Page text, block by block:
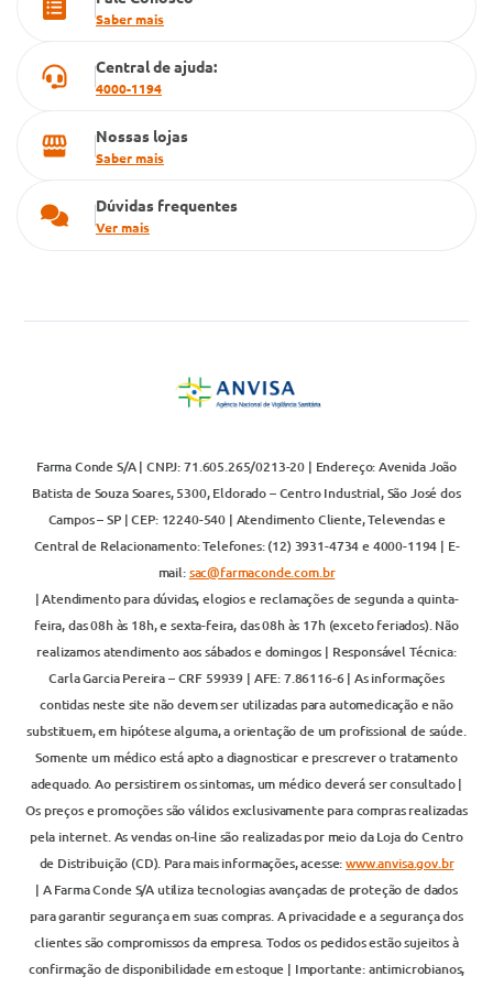
Cartão Grupo Conde
Saber mais
Central de ajuda:
4000-1194
Nossas lojas
Saber mais
Dúvidas frequentes
Ver mais
Farma Conde S/A | CNPJ: 71.605.265/0213-20 | Endereço: Avenida João
Batista de Souza Soares, 5300, Eldorado – Centro Industrial, São José dos
Campos – SP | CEP: 12240-540 | Atendimento Cliente, Televendas e
Central de Relacionamento: Telefones: (12) 3931-4734 e 4000-1194 | E-
mail:sac@farmaconde.com.br
| Atendimento para dúvidas, elogios e reclamações de segunda a quinta-
feira, das 08h às 18h, e sexta-feira, das 08h às 17h (exceto feriados). Não
realizamos atendimento aos sábados e domingos | Responsável Técnica:
Carla Garcia Pereira – CRF 59939 | AFE: 7.86116-6 | As informações
contidas neste site não devem ser utilizadas para automedicação e não
substituem, em hipótese alguma, a orientação de um profissional de saúde.
Somente um médico está apto a diagnosticar e prescrever o tratamento
adequado. Ao persistirem os sintomas, um médico deverá ser consultado |
Os preços e promoções são válidos exclusivamente para compras realizadas
pela internet. As vendas on-line são realizadas por meio da Loja do Centro
de Distribuição (CD). Para mais informações, acesse:www.anvisa.gov.br
| A Farma Conde S/A utiliza tecnologias avançadas de proteção de dados
para garantir segurança em suas compras. A privacidade e a segurança dos
clientes são compromissos da empresa. Todos os pedidos estão sujeitos à
confirmação de disponibilidade em estoque | Importante: antimicrobianos,